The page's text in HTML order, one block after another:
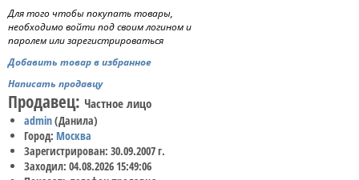
Для того чтобы покупать товары,
необходимо войти под своим логином и
паролем или зарегистрироваться
Добавить товар в избранное
Написать продавцу
Продавец: Частное лицо
admin(Данила)
Город: Москва
Зарегистрирован: 30.09.2007 г.
Заходил: 04.08.2026 15:49:06